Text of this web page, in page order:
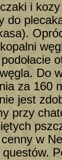
i
do
Do
za 160
jest
przy
w